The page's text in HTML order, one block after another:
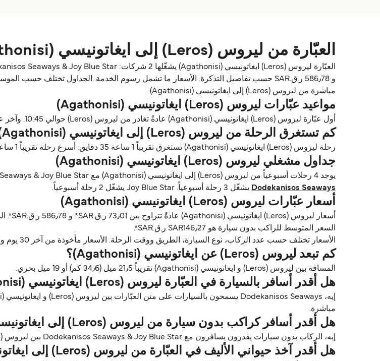
العبّارة من ليروس (Leros) إلى ايغاتونيسي (Agathonisi)
مباشرة من ليروس (Leros) إلى ايغاتونيسي (Agathonisi).
مواعيد عبّارات ليروس (Leros) ايغاتونيسي (Agathonisi)
أول عبّارة ليروس (Leros) ايغاتونيسي (Agathonisi) عادةً تغادر من ليروس (Leros) حوالي 10:45. وآخر عبّارة تغادر عادةً 15:30.
كم تستغرق الرحلة من ليروس (Leros) إلى ايغاتونيسي (Agathonisi)؟
رحلة ليروس (Leros) ايغاتونيسي (Agathonisi) تستغرق تقريباً 1 ساعة 35 دقايق. أسرع رحلة تقريباً 1 ساعة مع Joy Blue Star. مدة الرحلة تختلف حسب المشغلين وظروف الطقس.
جداول مشغلي ليروس (Leros) ايغاتونيسي (Agathonisi)
يوجد 4 رحلات أسبوعياً من ليروس (Leros) إلى ايغاتونيسي (Agathonisi) مع Dodekanisos Seaways & Joy Blue Star. الجداول قد تتغير حسب الموسم.
Dodekanisos Seaways يشغّل 3 رحلة أسبوعياً. Joy Blue Star يشغّل 2 رحلة أسبوعياً.
أسعار عبّارات ليروس (Leros) ايغاتونيسي (Agathonisi)
السعر المتوسط للراكب بدون سيارة هو SAR146٫27 ر.ق.‏SAR*.
الأسعار تختلف حسب عدد الركاب، نوع السيارة، الطريق ووقت الرحلة. الأسعار مأخوذة من آخر 30 يوم ولا تشمل رسوم الخدمة، آخر تحديث أغسطس 26.
كم تبعد ليروس (Leros) عن ايغاتونيسي (Agathonisi)؟
المسافة بين ليروس (Leros) و ايغاتونيسي (Agathonisi) تقريباً 21٫5 ميل (34٫6 كم) أو 19 ميل بحري.
هل أقدر أسافر بالسيارة في العبّارة ليروس (Leros) ايغاتونيسي (Agathonisi)؟
مباشرة.
هل أقدر أسافر كراكب بدون سيارة من ليروس (Leros) إلى ايغاتونيسي (Agathonisi)؟
إيه، الركاب بدون سيارات يقدرون يسافرون مع Dodekanisos Seaways & Joy Blue Star بين ليروس (Leros) و ايغاتونيسي (Agathonisi).
هل أقدر آخذ حيواني الأليف في العبّارة من ليروس (Leros) إلى ايغاتونيسي (Agathonisi)؟